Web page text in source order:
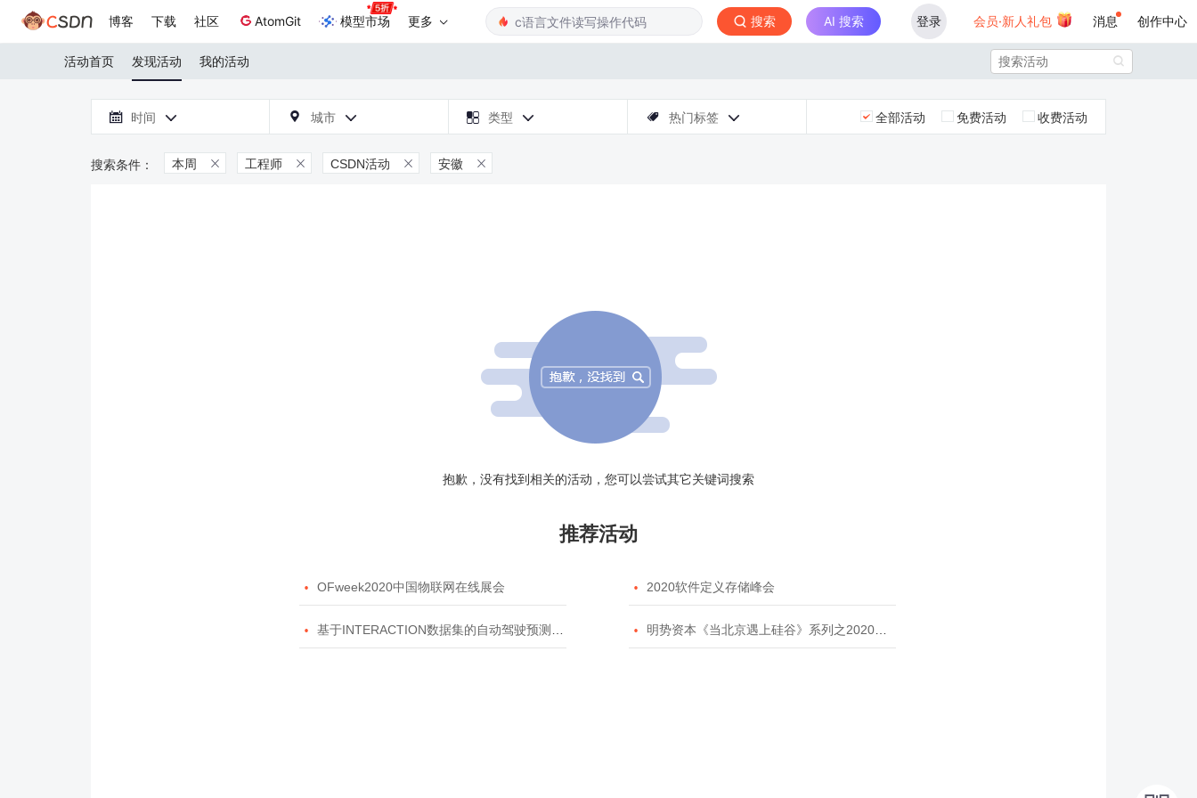
博客 下载 社区 AtomGit 模型市场 更多 搜索 AI 搜索 登录 会员·新人礼包 消息 创作中心
活动首页 发现活动 我的活动 
 时间   城市   类型   热门标签  全部活动 免费活动 收费活动
本周  工程师  CSDN活动  安徽 
抱歉，没有找到相关的活动，您可以尝试其它关键词搜索
推荐活动
 OFweek2020中国物联网在线展会  2020软件定义存储峰会
 基于INTERACTION数据集的自动驾驶预测模型挑战赛  明势资本《当北京遇上硅谷》系列之2020年度开源峰会